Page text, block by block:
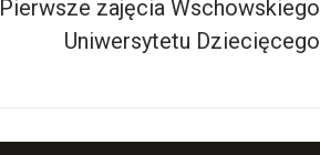
Pierwsze zajęcia Wschowskiego
Uniwersytetu Dziecięcego